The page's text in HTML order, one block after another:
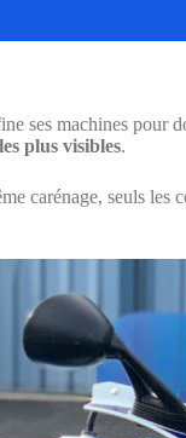
ses machines pour
plus visibles.
carénage, seuls